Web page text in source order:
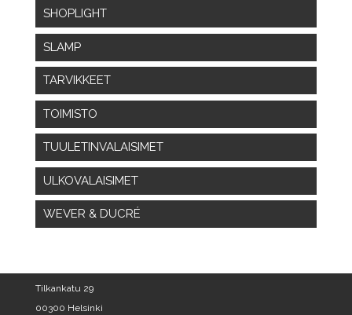
SHOPLIGHT
SLAMP
TARVIKKEET
TOIMISTO
TUULETINVALAISIMET
ULKOVALAISIMET
WEVER & DUCRÉ
Tilkankatu 29
00300 Helsinki